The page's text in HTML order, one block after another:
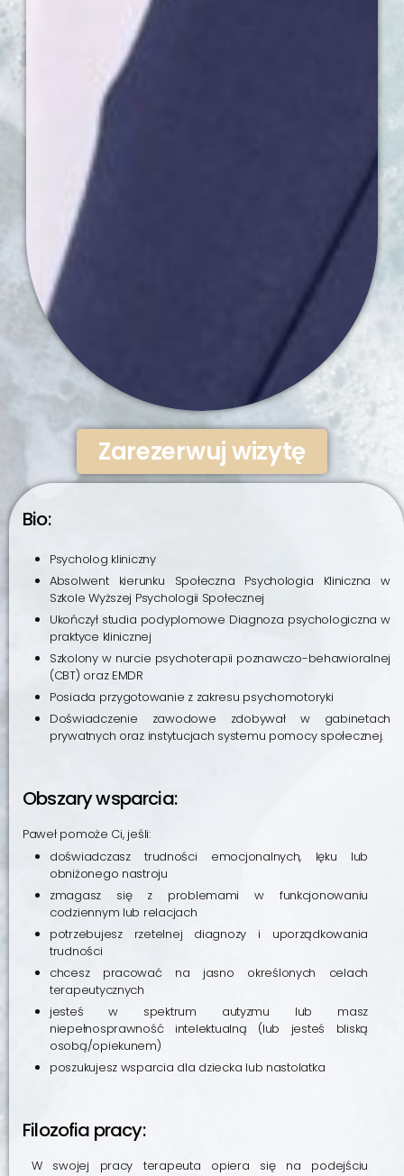
Zarezerwuj wizytę
Bio:
Psycholog kliniczny
Absolwent kierunku Społeczna Psychologia Kliniczna w
Szkole Wyższej Psychologii Społecznej
Ukończył studia podyplomowe Diagnoza psychologiczna w
praktyce klinicznej
Szkolony w nurcie psychoterapii poznawczo-behawioralnej
(CBT) oraz EMDR
Posiada przygotowanie z zakresu psychomotoryki
Doświadczenie zawodowe zdobywał w gabinetach
prywatnych oraz instytucjach systemu pomocy społecznej.
Obszary wsparcia:
Paweł pomoże Ci, jeśli:
doświadczasz trudności emocjonalnych, lęku lub
obniżonego nastroju
zmagasz się z problemami w funkcjonowaniu
codziennym lub relacjach
potrzebujesz rzetelnej diagnozy i uporządkowania
trudności
chcesz pracować na jasno określonych celach
terapeutycznych
jesteś w spektrum autyzmu lub masz
niepełnosprawność intelektualną (lub jesteś bliską
osobą/opiekunem)
poszukujesz wsparcia dla dziecka lub nastolatka
Filozofia pracy:
W swojej pracy terapeuta opiera się na podejściu